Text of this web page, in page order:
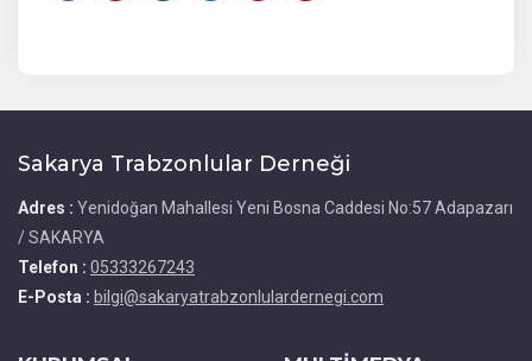
Sakarya Trabzonlular Derneği
Adres : Yenidoğan Mahallesi Yeni Bosna Caddesi No:57 Adapazarı
/ SAKARYA
Telefon : 05333267243
E-Posta : bilgi@sakaryatrabzonlulardernegi.com